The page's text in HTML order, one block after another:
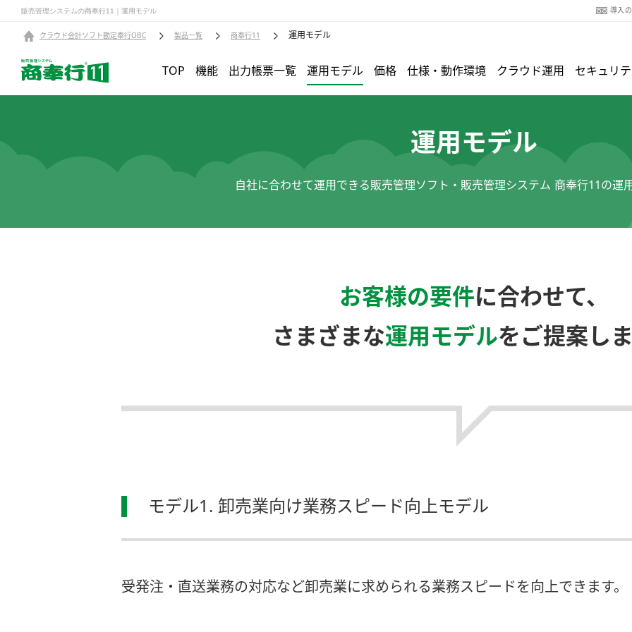
販売管理システムの商奉行11｜運用モデル 導入
クラウド会計ソフト勘定奉行OBC 製品一覧 商奉行11 運用モデル
TOP 機能 出力帳票一覧 運用モデル 価格 仕様・動作環境 クラウド運用 セキュリ
運用モデル
自社に合わせて運用できる販売管理ソフト・販売管理システム 商奉行11の運
お客様の要件に合わせて、
さまざまな運用モデルをご提案し
モデル1. 卸売業向け業務スピード向上モデル
受発注・直送業務の対応など卸売業に求められる業務スピードを向上できます。